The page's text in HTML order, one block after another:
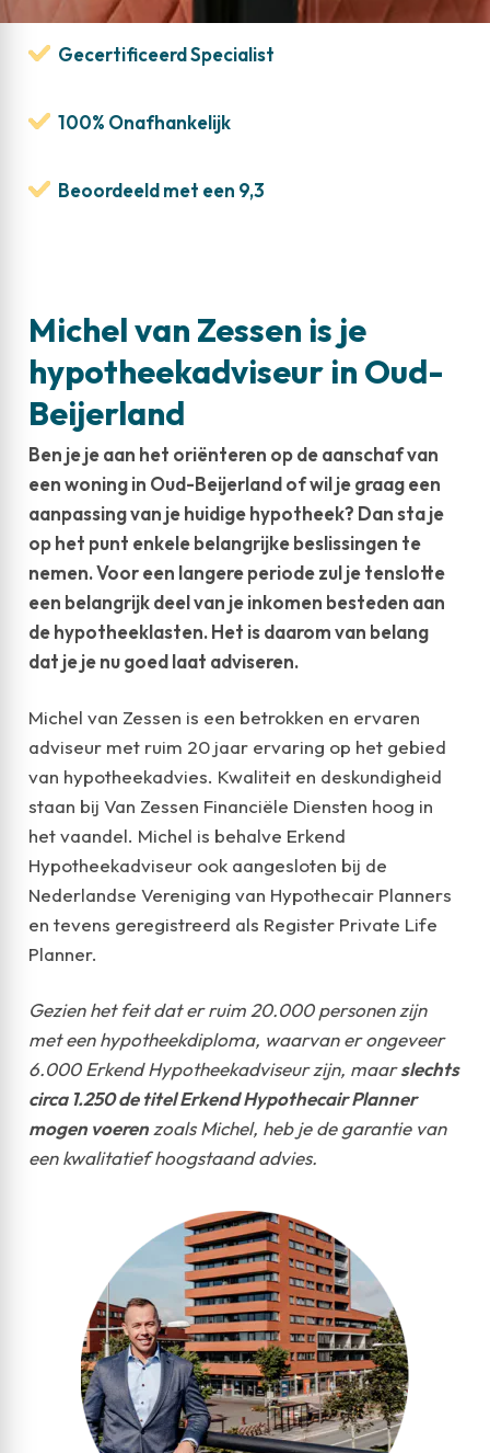
Gecertificeerd Specialist
100% Onafhankelijk
Beoordeeld met een 9,3
Michel van Zessen is je
hypotheekadviseur in Oud-
Beijerland
Ben je je aan het oriënteren op de aanschaf van
een woning in Oud-Beijerland of wil je graag een
aanpassing van je huidige hypotheek? Dan sta je
op het punt enkele belangrijke beslissingen te
nemen. Voor een langere periode zul je tenslotte
een belangrijk deel van je inkomen besteden aan
de hypotheeklasten. Het is daarom van belang
dat je je nu goed laat adviseren.
Michel van Zessen is een betrokken en ervaren
adviseur met ruim 20 jaar ervaring op het gebied
van hypotheekadvies. Kwaliteit en deskundigheid
staan bij Van Zessen Financiële Diensten hoog in
het vaandel. Michel is behalve Erkend
Hypotheekadviseur ook aangesloten bij de
Nederlandse Vereniging van Hypothecair Planners
en tevens geregistreerd als Register Private Life
Planner.
Gezien het feit dat er ruim 20.000 personen zijn
met een hypotheekdiploma, waarvan er ongeveer
6.000 Erkend Hypotheekadviseur zijn, maarslechts
circa 1.250 de titel Erkend Hypothecair Planner
mogen voeren zoals Michel, heb je de garantie van
een kwalitatief hoogstaand advies.